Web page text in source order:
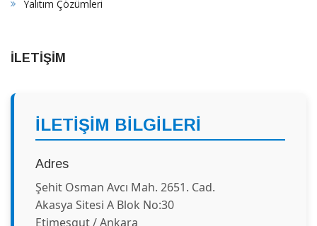
Yalıtım Çözümleri
İLETİŞİM
İLETİŞİM BİLGİLERİ
Adres
Şehit Osman Avcı Mah. 2651. Cad.
Akasya Sitesi A Blok No:30
Etimesgut / Ankara